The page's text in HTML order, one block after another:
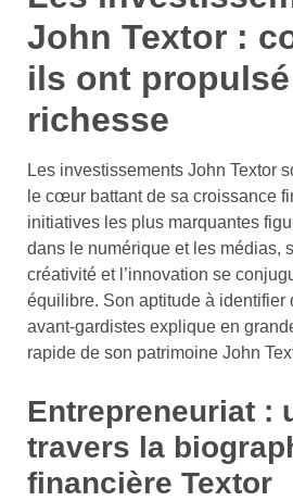
John Textor :
ils ont
richesse
Les investissements John Textor
le cœur battant de sa croissance
initiatives les plus marquantes
dans le numérique et les médias,
créativité et l’innovation se
équilibre. Son aptitude à identifier
avant-gardistes explique en
rapide de son patrimoine John
Entrepreneuriat :
travers la
financière Textor